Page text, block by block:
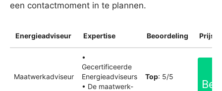
een contactmoment in te plannen.
Energieadviseur Expertise Beoordeling
Maatwerkadviseur
•
Gecertificeerde
Energieadviseurs
• De maatwerk-
Top: 5/5